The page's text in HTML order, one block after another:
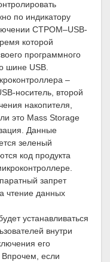
по индикатору
СТРОМ–USB-
которой
программного
шине USB.
–
носитель, второй
накопителя,
это Mass Storage
Данные
зеленый
код продукта
запрет
чтение данных
устанавливаться
внутри
его
если